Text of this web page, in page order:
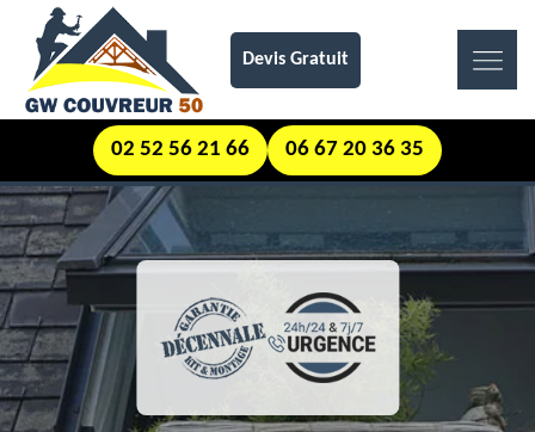
Devis Gratuit
02 52 56 21 66 06 67 20 36 35